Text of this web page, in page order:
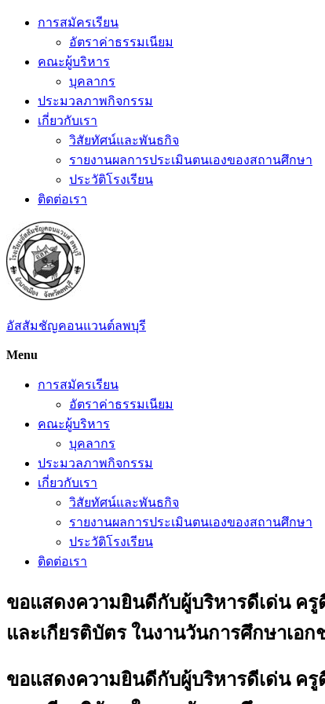
Skip
การสมัครเรียน
อัตราค่าธรรมเนียม
คณะผู้บริหาร
บุคลากร
ประมวลภาพกิจกรรม
เกี่ยวกับเรา
วิสัยทัศน์และพันธกิจ
รายงานผลการประเมินตนเองของสถานศึกษา
ประวัติโรงเรียน
ติดต่อเรา
อัสสัมชัญคอนแวนต์ลพบุรี
Menu
การสมัครเรียน
อัตราค่าธรรมเนียม
คณะผู้บริหาร
บุคลากร
ประมวลภาพกิจกรรม
เกี่ยวกับเรา
วิสัยทัศน์และพันธกิจ
รายงานผลการประเมินตนเองของสถานศึกษา
ประวัติโรงเรียน
ติดต่อเรา
ขอแสดงความยินดีกับผู้บริหารดีเด่น ครู
และเกียรติบัตร ในงานวันการศึกษาเอก
ขอแสดงความยินดีกับผู้บริหารดีเด่น ครู